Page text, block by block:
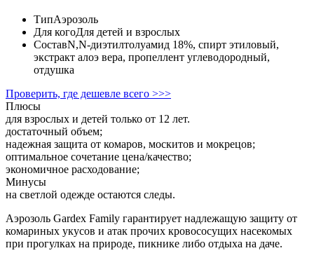
ТипАэрозоль
Для когоДля детей и взрослых
СоставN,N-диэтилтолуамид 18%, спирт этиловый,
экстракт алоэ вера, пропеллент углеводородный,
отдушка
Проверить, где дешевле всего >>>
Плюсы
для взрослых и детей только от 12 лет.
достаточный объем;
надежная защита от комаров, москитов и мокрецов;
оптимальное сочетание цена/качество;
экономичное расходование;
Минусы
на светлой одежде остаются следы.
Аэрозоль Gardex Family гарантирует надлежащую защиту от
комариных укусов и атак прочих кровососущих насекомых
при прогулках на природе, пикнике либо отдыха на даче.